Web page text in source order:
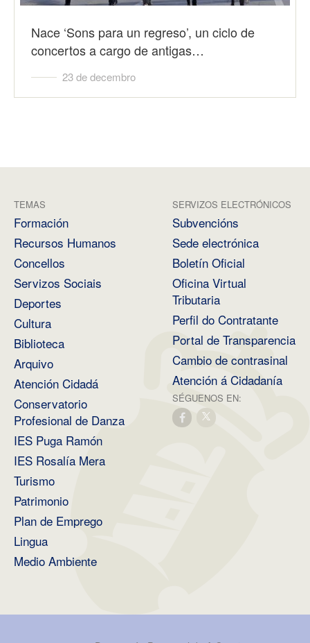
Nace ‘Sons para un regreso’, un ciclo de
concertos a cargo de antigas…
23 de decembro
TEMAS
Formación
Recursos Humanos
Concellos
Servizos Sociais
Deportes
Cultura
Biblioteca
Arquivo
Atención Cidadá
Conservatorio
Profesional de Danza
IES Puga Ramón
IES Rosalía Mera
Turismo
Patrimonio
Plan de Emprego
Lingua
Medio Ambiente
SERVIZOS ELECTRÓNICOS
Subvencións
Sede electrónica
Boletín Oficial
Oficina Virtual
Tributaria
Perfil do Contratante
Portal de Transparencia
Cambio de contrasinal
Atención á Cidadanía
SÉGUENOS EN: